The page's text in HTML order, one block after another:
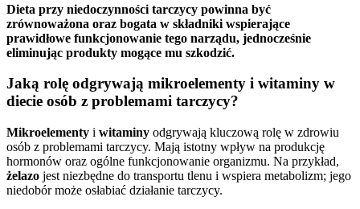
Dieta przy niedoczynności tarczycy powinna być
zrównoważona oraz bogata w składniki wspierające
prawidłowe funkcjonowanie tego narządu, jednocześnie
eliminując produkty mogące mu szkodzić.
Jaką rolę odgrywają mikroelementy i witaminy w
diecie osób z problemami tarczycy?
Mikroelementy i witaminy odgrywają kluczową rolę w zdrowiu
osób z problemami tarczycy. Mają istotny wpływ na produkcję
hormonów oraz ogólne funkcjonowanie organizmu. Na przykład,
żelazo jest niezbędne do transportu tlenu i wspiera metabolizm; jego
niedobór może osłabiać działanie tarczycy.